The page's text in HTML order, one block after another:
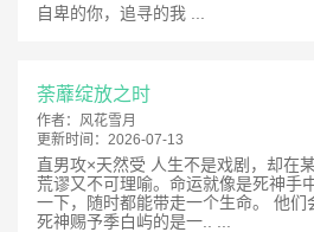
自卑的你，追寻的我 ...
荼蘼绽放之时
作者： 风花雪月
更新时间： 2026-07-13
直男攻×天然受 人生不是戏剧，却在
荒谬又不可理喻。命运就像是死神手
一下，随时都能带走一个生命。 他
死神赐予季白屿的是一.. ...